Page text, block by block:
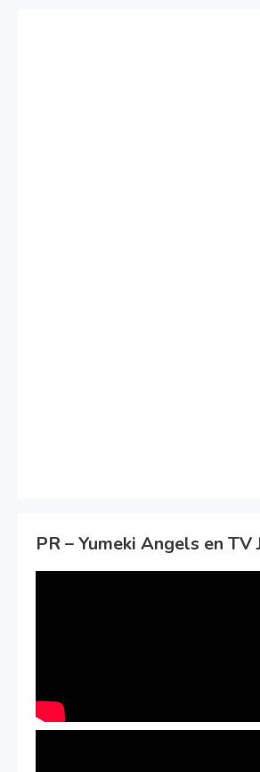
PR – Yumeki Angels en TV